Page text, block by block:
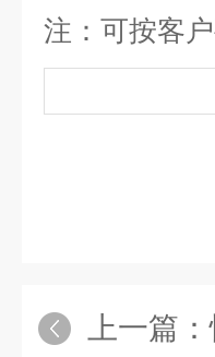
注：可按客
上一篇：